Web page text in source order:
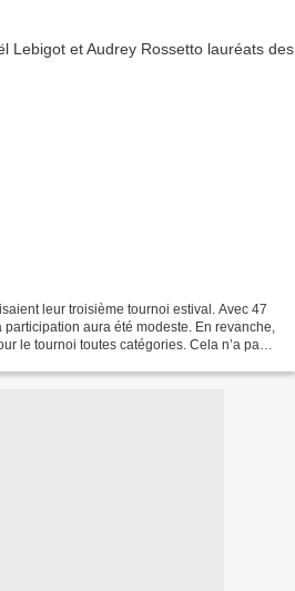
leur troisième tournoi estival. Avec 47
aura été modeste. En revanche,
le tournoi toutes catégories. Cela n’a pas